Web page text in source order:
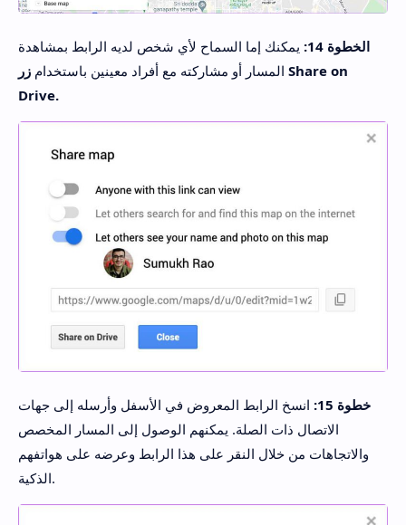
الخطوة 14:
يمكنك إما السماح لأي شخص لديه الرابط بمشاهدة
المسار أو مشاركته مع أفراد معينين باستخدام زر Share on
Drive.
خطوة 15:
انسخ الرابط المعروض في الأسفل وأرسله إلى جهات
الاتصال ذات الصلة. يمكنهم الوصول إلى المسار المخصص
والاتجاهات من خلال النقر على هذا الرابط وعرضه على هواتفهم
الذكية.